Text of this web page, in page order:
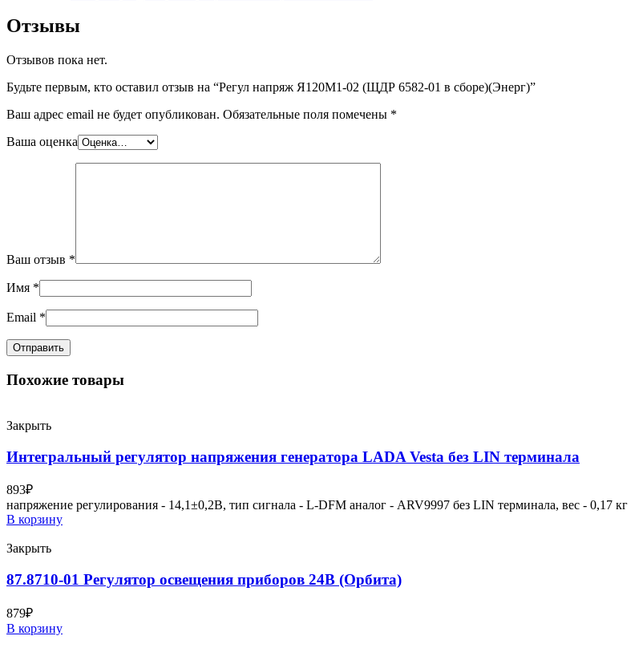
Отзывы
Отзывов пока нет.
Будьте первым, кто оставил отзыв на “Регул напряж Я120М1-02 (ЩДР 6582-01 в сборе)(Энерг)”
Ваш адрес email не будет опубликован. Обязательные поля помечены *
Ваша оценка
Ваш отзыв *
Имя *
Email *
Похожие товары
Закрыть
Интегральный регулятор напряжения генератора LADA Vesta без LIN терминала
893₽
напряжение регулирования - 14,1±0,2В, тип сигнала - L-DFM аналог - ARV9997 без LIN терминала, вес - 0,17 кг
В корзину
Закрыть
87.8710-01 Регулятор освещения приборов 24В (Орбита)
879₽
В корзину